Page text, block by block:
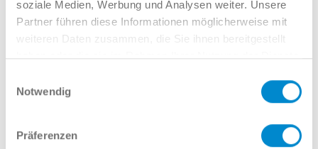
soziale Medien, Werbung und Analysen weiter. Unsere
Partner führen diese Informationen möglicherweise mit
weiteren Daten zusammen, die Sie ihnen bereitgestellt
haben oder die sie im Rahmen Ihrer Nutzung der Dienste
Notwendig
Präferenzen
Oder gern direkt per Mail oder
Telefon: